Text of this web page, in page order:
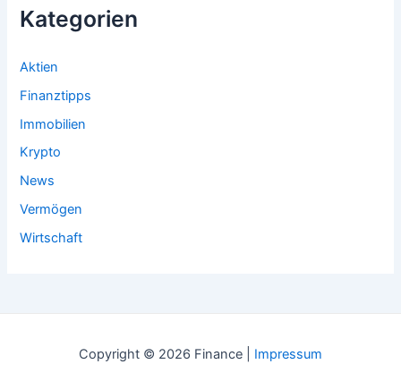
Kategorien
Aktien
Finanztipps
Immobilien
Krypto
News
Vermögen
Wirtschaft
Copyright © 2026 Finance | Impressum